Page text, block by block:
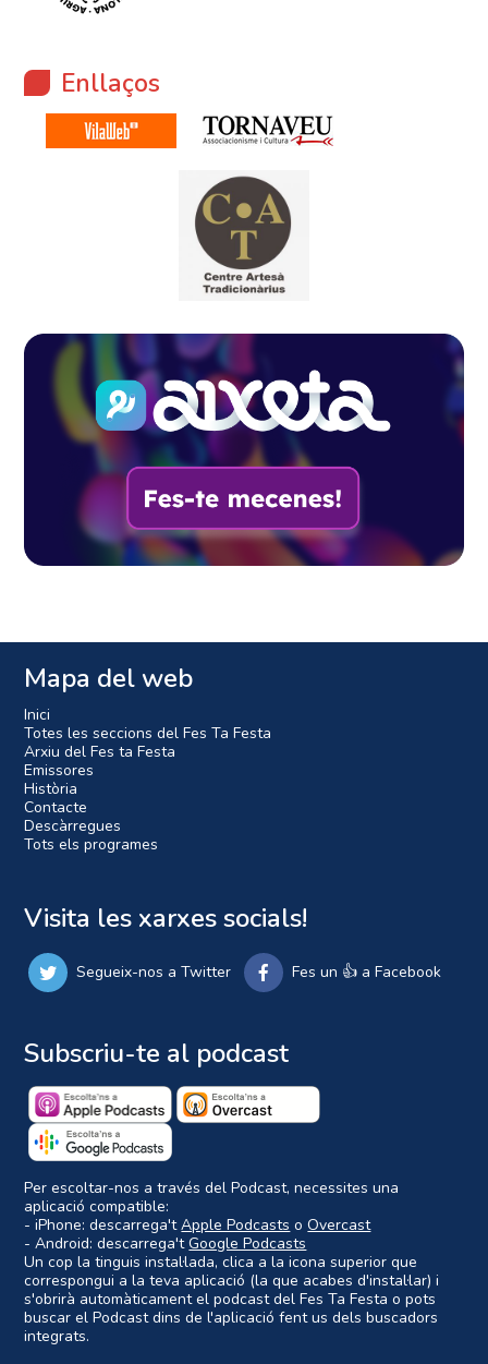
Enllaços
Mapa del web
Inici
Totes les seccions del Fes Ta Festa
Arxiu del Fes ta Festa
Emissores
Història
Contacte
Descàrregues
Tots els programes
Visita les xarxes socials!
Segueix-nos a Twitter Fes un 👍 a Facebook
Subscriu-te al podcast
Per escoltar-nos a través del Podcast, necessites una
aplicació compatible:
- iPhone: descarrega'tApple Podcasts oOvercast
- Android: descarrega'tGoogle Podcasts
Un cop la tinguis instal·lada, clica a la icona superior que
correspongui a la teva aplicació (la que acabes d'instal·lar) i
s'obrirà automàticament el podcast del Fes Ta Festa o pots
buscar el Podcast dins de l'aplicació fent us dels buscadors
integrats.